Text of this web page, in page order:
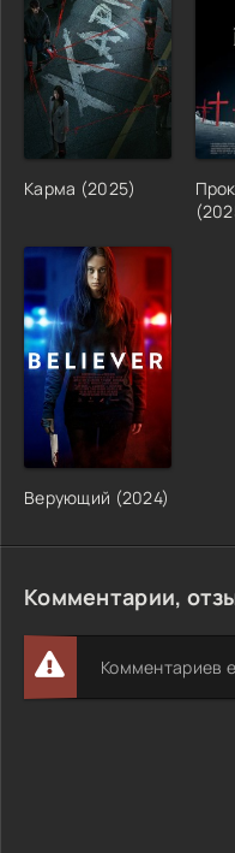
Карма (2025)
Верующий (2024)
Комментарии,
Комментариев